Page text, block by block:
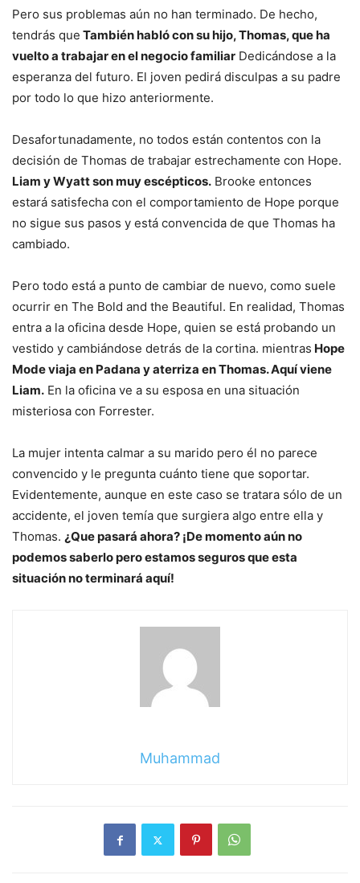
Pero sus problemas aún no han terminado. De hecho,
tendrás que También habló con su hijo, Thomas, que ha
vuelto a trabajar en el negocio familiar Dedicándose a la
esperanza del futuro. El joven pedirá disculpas a su padre
por todo lo que hizo anteriormente.
Desafortunadamente, no todos están contentos con la
decisión de Thomas de trabajar estrechamente con Hope.
Liam y Wyatt son muy escépticos. Brooke entonces
estará satisfecha con el comportamiento de Hope porque
no sigue sus pasos y está convencida de que Thomas ha
cambiado.
Pero todo está a punto de cambiar de nuevo, como suele
ocurrir en The Bold and the Beautiful. En realidad, Thomas
entra a la oficina desde Hope, quien se está probando un
vestido y cambiándose detrás de la cortina. mientras Hope
Mode viaja en Padana y aterriza en Thomas. Aquí viene
Liam. En la oficina ve a su esposa en una situación
misteriosa con Forrester.
La mujer intenta calmar a su marido pero él no parece
convencido y le pregunta cuánto tiene que soportar.
Evidentemente, aunque en este caso se tratara sólo de un
accidente, el joven temía que surgiera algo entre ella y
Thomas. ¿Que pasará ahora? ¡De momento aún no
podemos saberlo pero estamos seguros que esta
situación no terminará aquí!
Muhammad